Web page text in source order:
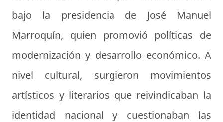
bajo la presidencia de José Manuel
Marroquín, quien promovió políticas de
modernización y desarrollo económico. A
nivel cultural, surgieron movimientos
artísticos y literarios que reivindicaban la
identidad nacional y cuestionaban las